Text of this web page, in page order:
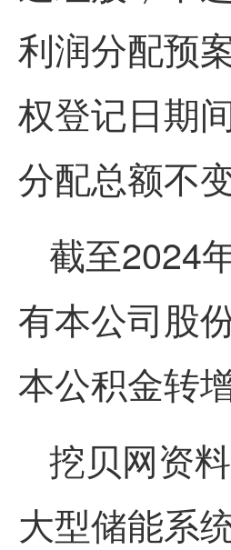
利润分配预
权登记日期
分配总额不
截至2024
有本公司股
本公积金转
挖贝网资
大型储能系